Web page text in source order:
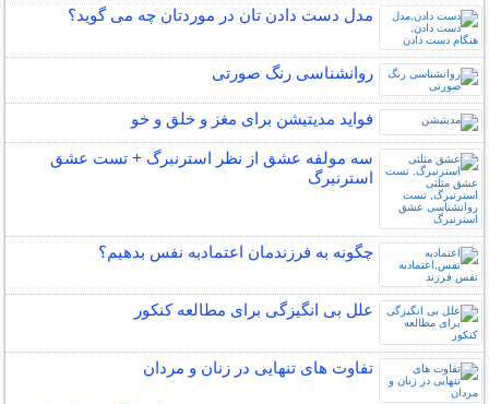
مدل دست دادن تان در موردتان چه می گوید؟
روانشناسی رنگ صورتی
فواید مدیتیشن برای مغز و خلق و خو
سه مولفه عشق از نظر استرنبرگ + تست عشق
استرنبرگ
چگونه به فرزندمان اعتمادبه نفس بدهیم؟
علل بی انگیزگی برای مطالعه کنکور
تفاوت های تنهایی در زنان و مردان